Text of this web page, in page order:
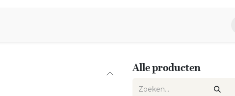
Alle producten